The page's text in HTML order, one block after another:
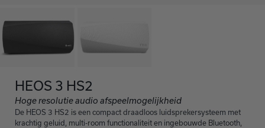
HEOS 3 HS2
Hoge resolutie audio afspeelmogelijkheid
De HEOS 3 HS2 is een compact draadloos luidsprekersysteem met
krachtig geluid, multi-room functionaliteit en ingebouwde Bluetooth,